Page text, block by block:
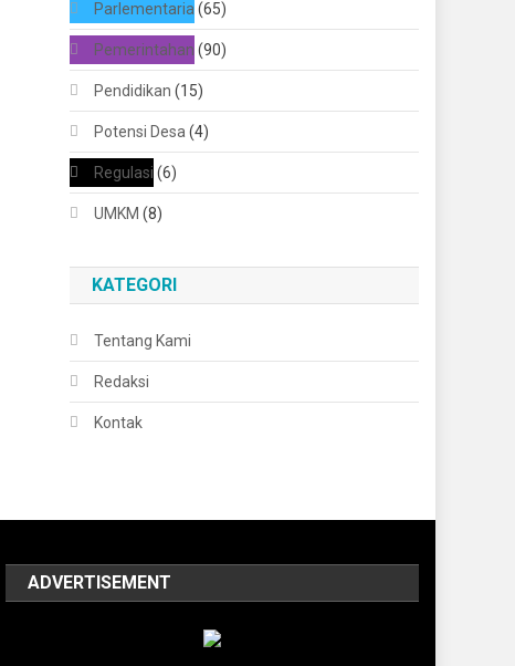
Parlementaria (65)
Pemerintahan (90)
Pendidikan (15)
Potensi Desa (4)
Regulasi (6)
UMKM (8)
KATEGORI
Tentang Kami
Redaksi
Kontak
ADVERTISEMENT